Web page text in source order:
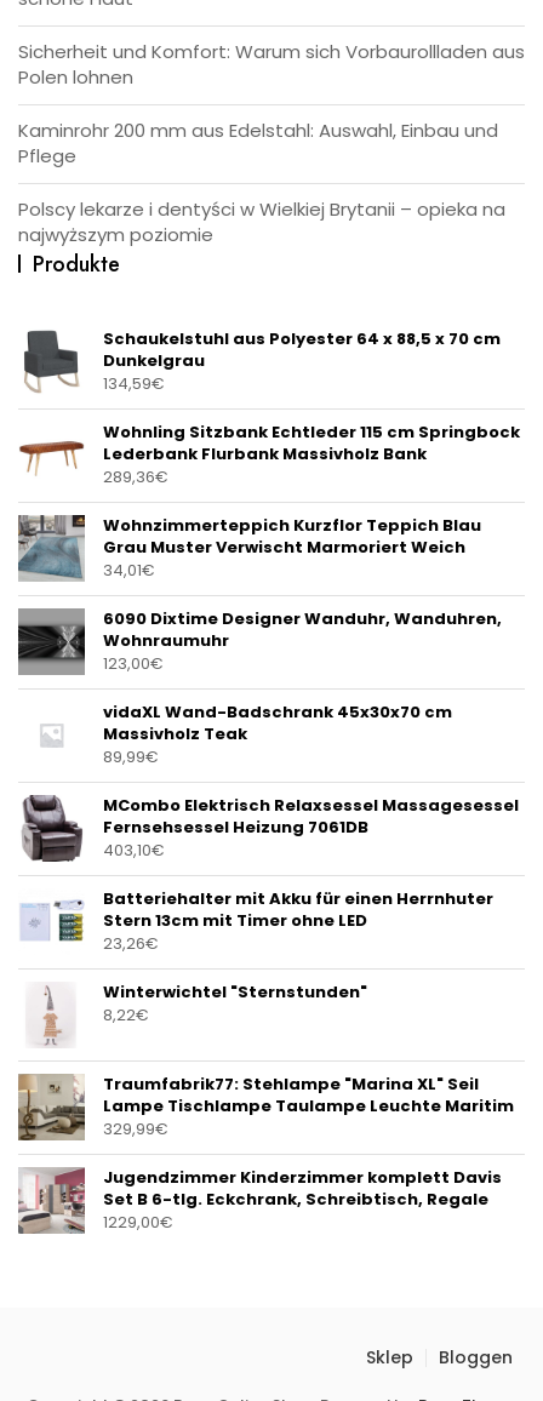
Sicherheit und Komfort: Warum sich Vorbaurollladen aus
Polen lohnen
Kaminrohr 200 mm aus Edelstahl: Auswahl, Einbau und
Pflege
Polscy lekarze i dentyści w Wielkiej Brytanii – opieka na
najwyższym poziomie
Produkte
Schaukelstuhl aus Polyester 64 x 88,5 x 70 cm
Dunkelgrau
134,59€
Wohnling Sitzbank Echtleder 115 cm Springbock
Lederbank Flurbank Massivholz Bank
289,36€
Wohnzimmerteppich Kurzflor Teppich Blau
Grau Muster Verwischt Marmoriert Weich
34,01€
6090 Dixtime Designer Wanduhr, Wanduhren,
Wohnraumuhr
123,00€
vidaXL Wand-Badschrank 45x30x70 cm
Massivholz Teak
89,99€
MCombo Elektrisch Relaxsessel Massagesessel
Fernsehsessel Heizung 7061DB
403,10€
Batteriehalter mit Akku für einen Herrnhuter
Stern 13cm mit Timer ohne LED
23,26€
Winterwichtel "Sternstunden"
8,22€
Traumfabrik77: Stehlampe "Marina XL" Seil
Lampe Tischlampe Taulampe Leuchte Maritim
329,99€
Jugendzimmer Kinderzimmer komplett Davis
Set B 6-tlg. Eckchrank, Schreibtisch, Regale
1229,00€
Sklep Bloggen